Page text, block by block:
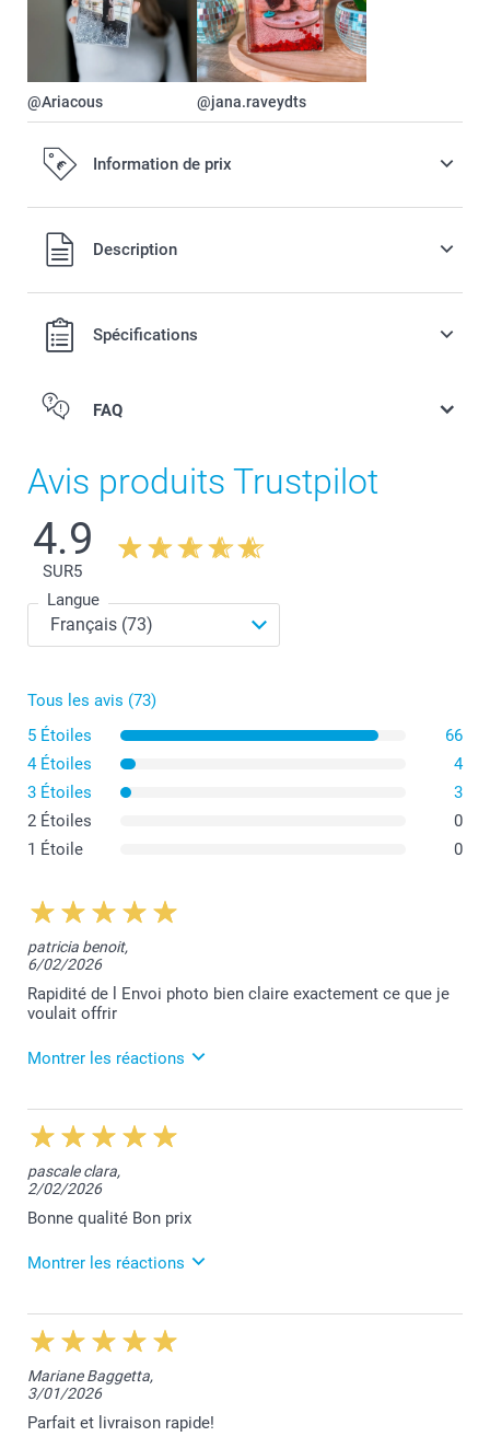
@Ariacous @jana.raveydts
Information de prix
Tous les prix sont en EURO (€), TVA incluse et hors frais de
port.
Description
Spécifications
FAQ
Avis produits Trustpilot
4.9
SUR5
Langue
Tous les avis (73)
5 Étoiles
66
4 Étoiles
4
3 Étoiles
3
2 Étoiles
0
1 Étoile
0
patricia benoit,
6/02/2026
Rapidité de l Envoi photo bien claire exactement ce que je
voulait offrir
Montrer les réactions
3/03/2026
12:59
Nous sommes ravis que votre expérience ait été à la
hauteur de vos attentes Patrica. Merci pour votre
appréciation positive.
Nous restons à votre service,
Laila@Smartphoto
pascale clara,
2/02/2026
Bonne qualité Bon prix
Montrer les réactions
3/03/2026
13:27
Merci pour votre commentaire qui fait plaisir à lire
Pascale.
Votre satisfaction reste notre priorité.
Toujours à votre service,
Laila@Smartphoto
Mariane Baggetta,
3/01/2026
Parfait et livraison rapide!